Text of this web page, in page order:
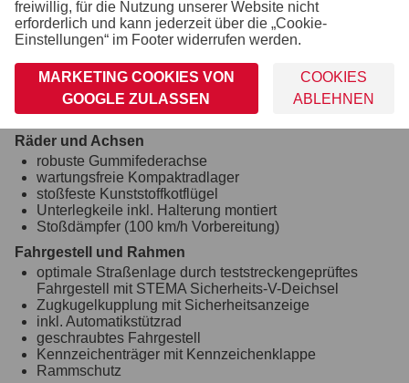
abschließbarer Drehstangenverschluss
Rangiergriff
8 Ringschrauben im Aluprofil integriert (variabel
verstellbar)
Räder und Achsen
robuste Gummifederachse
wartungsfreie Kompaktradlager
stoßfeste Kunststoffkotflügel
Unterlegkeile inkl. Halterung montiert
Stoßdämpfer (100 km/h Vorbereitung)
Fahrgestell und Rahmen
optimale Straßenlage durch teststreckengeprüftes
Fahrgestell mit STEMA Sicherheits-V-Deichsel
Zugkugelkupplung mit Sicherheitsanzeige
inkl. Automatikstützrad
geschraubtes Fahrgestell
Kennzeichenträger mit Kennzeichenklappe
Rammschutz
freiwillig, für die Nutzung unserer Website nicht
erforderlich und kann jederzeit über die „Cookie-
Einstellungen“ im Footer widerrufen werden.
MARKETING COOKIES VON
GOOGLE ZULASSEN
COOKIES
ABLEHNEN